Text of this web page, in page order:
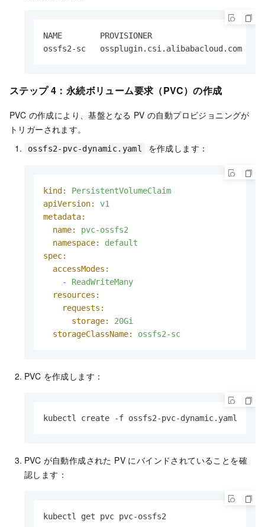
NAME        PROVISIONER
ossfs2-sc
ステップ 4：永続ボリューム要求（PVC）の作成
PVC の作成により、基盤となる PV の自動プロビジョニングが
トリガーされます。
ossfs2-pvc-dynamic.yaml を作成します：
kind:
PersistentVolumeClaim
apiVersion:
v1
metadata:
name:
pvc-ossfs2
namespace:
default
spec:
accessModes:
-
ReadWriteMany
resources:
requests:
storage:
20Gi
storageClassName:
ossfs2-sc
PVC を作成します：
kubectl create -f ossfs2-pvc-dynamic.yaml
PVC が自動作成された PV にバインドされていることを確
認します：
kubectl get pvc pvc-ossfs2